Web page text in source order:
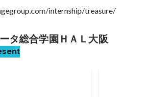
internship/treasure/
タ総合学園ＨＡＬ大阪